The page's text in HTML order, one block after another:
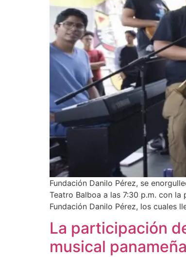
Fundación Danilo Pérez, se
Teatro Balboa a las 7:30 p.m. con
Fundación Danilo Pérez, los cuales
La participación
musical panameña